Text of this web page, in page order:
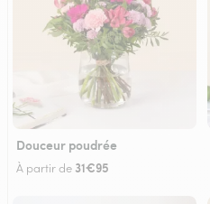
Douceur poudrée
À partir de 31€95